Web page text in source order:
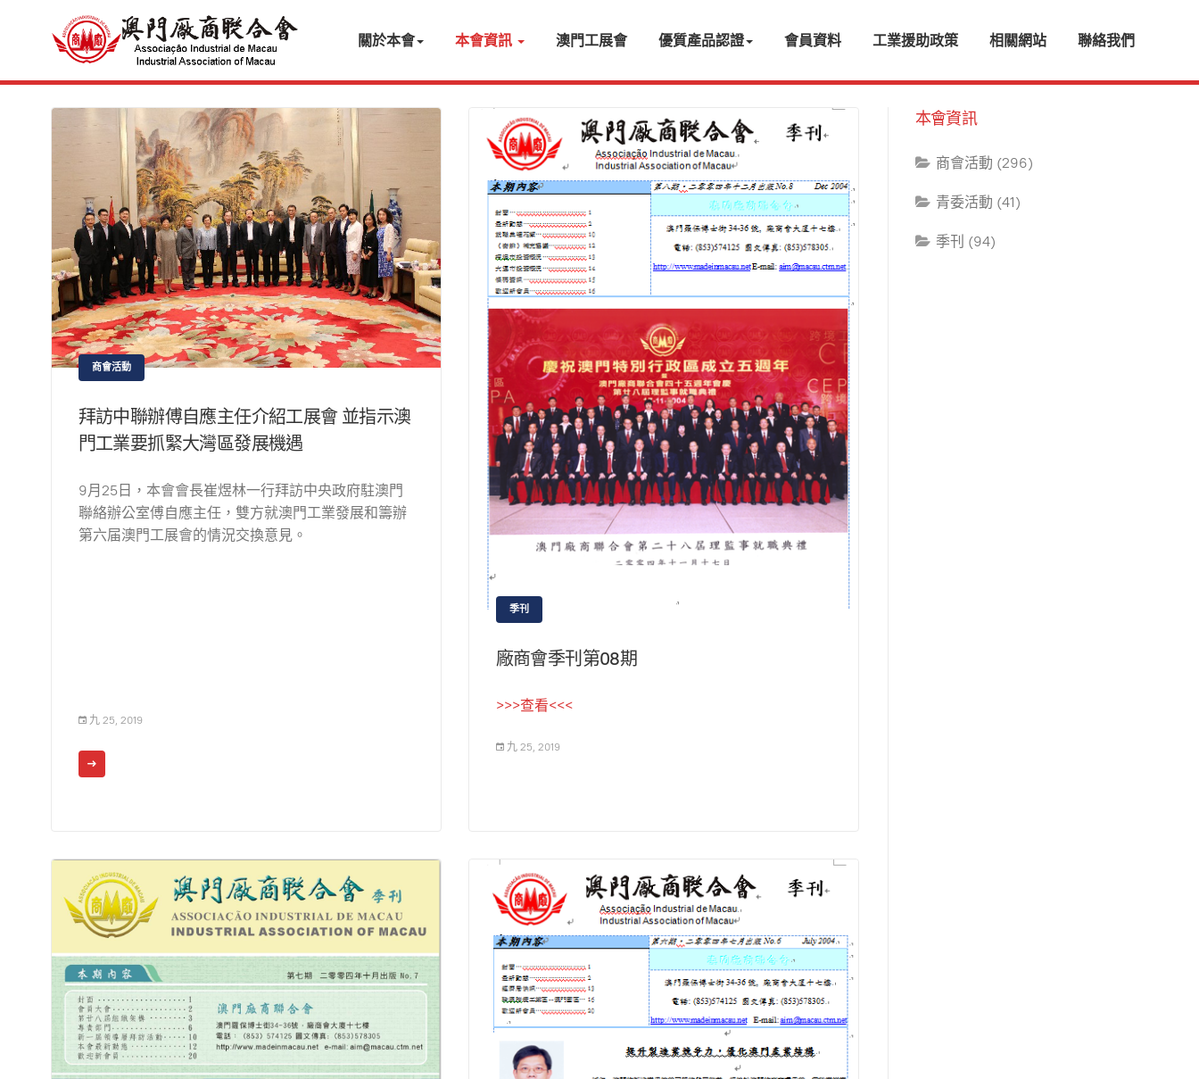
關於本會 本會資訊 澳門工展會 優質產品認證 會員資料 工業援助政策 相關網站 聯絡我們
商會活動
拜訪中聯辦傅自應主任介紹工展會 並指示澳
門工業要抓緊大灣區發展機遇
9月25日，本會會長崔煜林一行拜訪中央政府駐澳門
聯絡辦公室傅自應主任，雙方就澳門工業發展和籌辦
第六届澳門工展會的情況交換意見。
九 25, 2019
季刊
廠商會季刊第08期
>>>查看<<<
九 25, 2019
本會資訊
商會活動 (296)
青委活動 (41)
季刊 (94)